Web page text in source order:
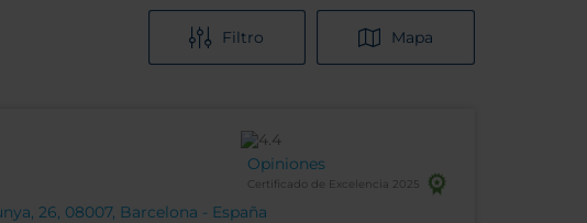
Filtro Mapa
26, 08007, Barcelona - España
Opiniones
Certificado de Excelencia 2025